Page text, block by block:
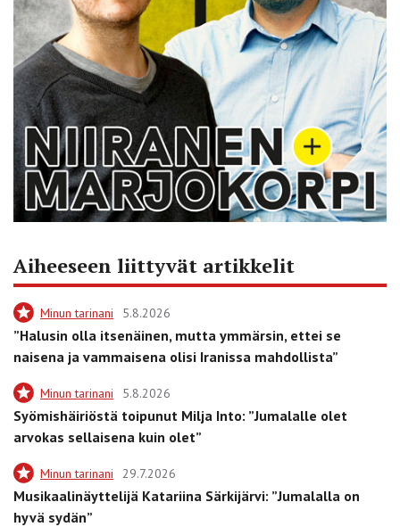
Aiheeseen liittyvät artikkelit
Minun tarinani 5.8.2026
”Halusin olla itsenäinen, mutta ymmärsin, ettei se
naisena ja vammaisena olisi Iranissa mahdollista”
Minun tarinani 5.8.2026
Syömishäiriöstä toipunut Milja Into: ”Jumalalle olet
arvokas sellaisena kuin olet”
Minun tarinani 29.7.2026
Musikaalinäyttelijä Katariina Särkijärvi: ”Jumalalla on
hyvä sydän”